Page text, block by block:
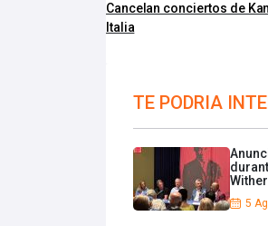
Cancelan conciertos de
Italia
TE PODRIA
5